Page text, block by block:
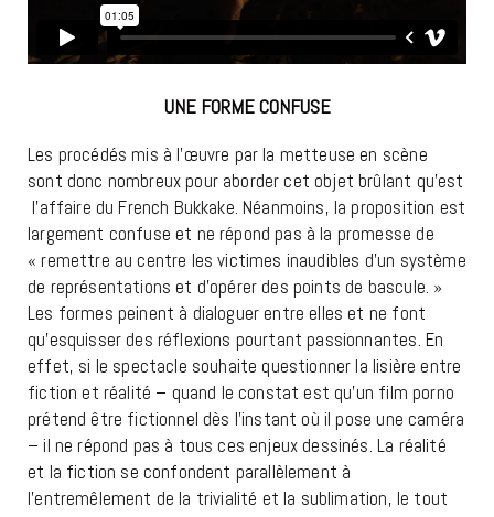
UNE FORME CONFUSE
Les procédés mis à l’œuvre par la metteuse en scène
sont donc nombreux pour aborder cet objet brûlant qu’est
l’affaire du French Bukkake. Néanmoins, la proposition est
largement confuse et ne répond pas à la promesse de
« remettre au centre les victimes inaudibles d’un système
de représentations et d’opérer des points de bascule. »
Les formes peinent à dialoguer entre elles et ne font
qu’esquisser des réflexions pourtant passionnantes. En
effet, si le spectacle souhaite questionner la lisière entre
fiction et réalité – quand le constat est qu’un film porno
prétend être fictionnel dès l’instant où il pose une caméra
– il ne répond pas à tous ces enjeux dessinés. La réalité
et la fiction se confondent parallèlement à
l’entremêlement de la trivialité et la sublimation, le tout